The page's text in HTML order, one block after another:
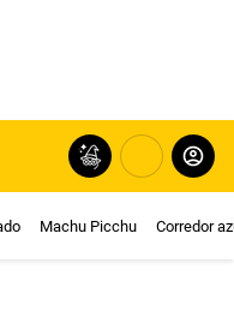
Machu Picchu Corredor